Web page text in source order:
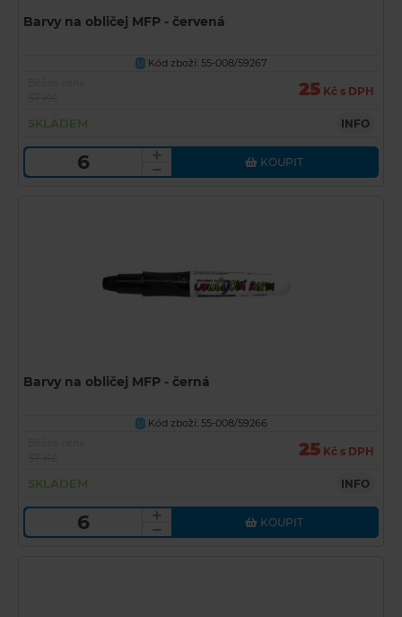
Barvy na obličej MFP - červená
U
Kód zboží: 55-008/59267
25 Kč s DPH
SKLADEM INFO
KOUPIT
Barvy na obličej MFP - černá
U Kód zboží: 55-008/59266
25 Kč s DPH
SKLADEM INFO
KOUPIT